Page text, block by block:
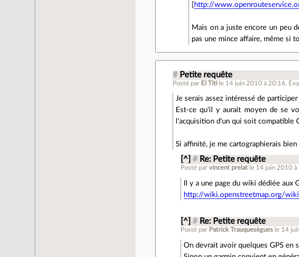
[ http://
Mais on a juste encore un peu
pas une mince affaire, même si
# Petite requête
Posté par El Titi le 14 juin 2010 à 20:16.
Je serais assez intéressé de
Est-ce qu'il y aurait moyen de se
l'acquisition d'un qui soit compatible
Si affinité, je me cartographierais
[^] # Re: Petite requête
Posté parvincent prelat le 14 juin 2010
Il y a une page du wiki dédiée aux
http://wiki.openstreetmap.org/
[^] # Re: Petite requête
Posté par Patrick Trauquesègues le 14
On devrait avoir quelques GPS en